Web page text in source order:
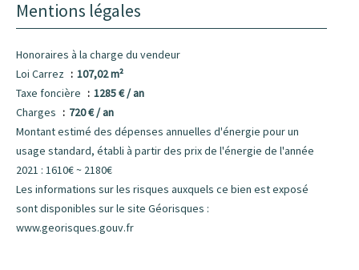
Mentions légales
Honoraires à la charge du vendeur
Loi Carrez
107,02 m²
Taxe foncière
1285 € / an
Charges
720 € / an
Montant estimé des dépenses annuelles d'énergie pour un
usage standard, établi à partir des prix de l'énergie de l'année
2021 : 1610€ ~ 2180€
Les informations sur les risques auxquels ce bien est exposé
sont disponibles sur le site Géorisques :
www.georisques.gouv.fr